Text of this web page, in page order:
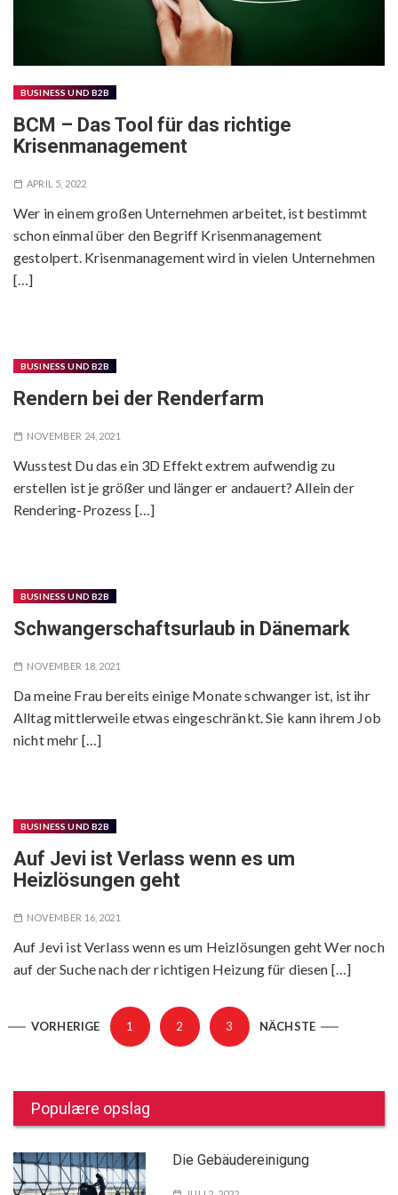
BUSINESS UND B2B
BCM – Das Tool für das richtige
Krisenmanagement
APRIL 5, 2022
Wer in einem großen Unternehmen arbeitet, ist bestimmt
schon einmal über den Begriff Krisenmanagement
gestolpert. Krisenmanagement wird in vielen Unternehmen
[…]
BUSINESS UND B2B
Rendern bei der Renderfarm
NOVEMBER 24, 2021
Wusstest Du das ein 3D Effekt extrem aufwendig zu
erstellen ist je größer und länger er andauert? Allein der
Rendering-Prozess […]
BUSINESS UND B2B
Schwangerschaftsurlaub in Dänemark
NOVEMBER 18, 2021
Da meine Frau bereits einige Monate schwanger ist, ist ihr
Alltag mittlerweile etwas eingeschränkt. Sie kann ihrem Job
nicht mehr […]
BUSINESS UND B2B
Auf Jevi ist Verlass wenn es um
Heizlösungen geht
NOVEMBER 16, 2021
Auf Jevi ist Verlass wenn es um Heizlösungen geht Wer noch
auf der Suche nach der richtigen Heizung für diesen […]
e
e
u
m
VORHERIGE 1 2 3 NÄCHSTE
Populære opslag
Die Gebäudereinigung